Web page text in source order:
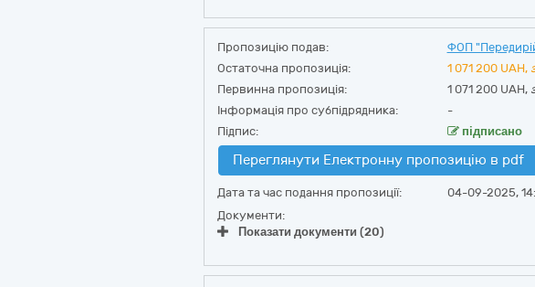
Пропозицію подав: ФОП
Остаточна пропозиція:
1 071 200 UAH,
Первинна пропозиція:
1 071 200 UAH,
Інформація про субпідрядника:
-
Підпис:
підписано
Переглянути Електронну пропозицію в pdf
Дата та час подання пропозиції:
04-09-2025,
Документи:
Показати документи (20)